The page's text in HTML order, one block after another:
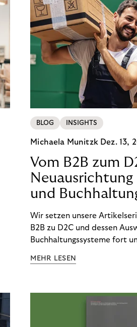
BLOG INSIGHTS
Michaela Munitzk Dez. 13,
Vom B2B zum
Neuausrichtung
und
Wir setzen unsere
B2B zu D2C und dessen
Buchhaltungssysteme fort
im D2C-Bereich.
MEHR LESEN